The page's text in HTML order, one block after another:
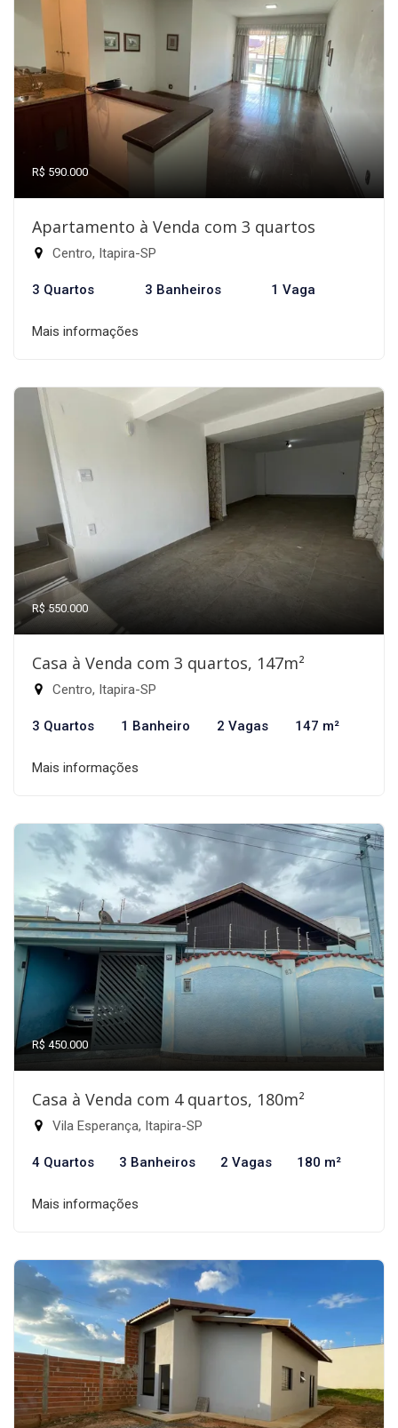
R$ 590.000
Apartamento à Venda com 3 quartos
Centro, Itapira-SP
3 Quartos 3 Banheiros 1 Vaga
Mais informações
R$ 550.000
Casa à Venda com 3 quartos, 147m²
Centro, Itapira-SP
3 Quartos 1 Banheiro 2 Vagas 147 m²
Mais informações
R$ 450.000
Casa à Venda com 4 quartos, 180m²
Vila Esperança, Itapira-SP
4 Quartos 3 Banheiros 2 Vagas 180 m²
Mais informações